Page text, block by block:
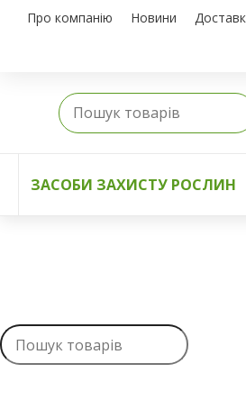
Про компанію Новини
ЗАСОБИ ЗАХИСТУ РОСЛИН